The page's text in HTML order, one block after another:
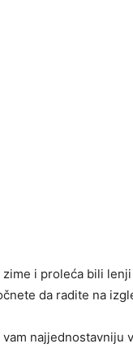
i proleća bili
da radite na
najjednostavniju